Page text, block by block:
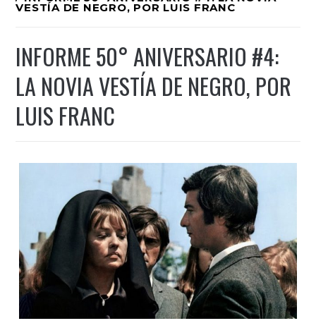
al
VESTÍA DE NEGRO, POR LUIS FRANC
INFORME 50° ANIVERSARIO #4:
LA NOVIA VESTÍA DE NEGRO, POR
LUIS FRANC